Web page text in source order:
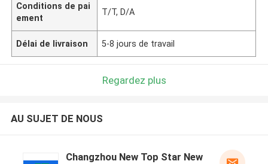
Conditions de pai
ement
T/T, D/A
Délai de livraison 5-8 jours de travail
Regardez plus
AU SUJET DE NOUS
Changzhou New Top Star New